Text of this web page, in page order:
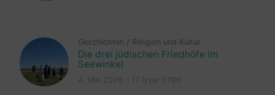
Geschichten / Religion und Kultur
Die drei jüdischen Friedhöfe im
Seewinkel